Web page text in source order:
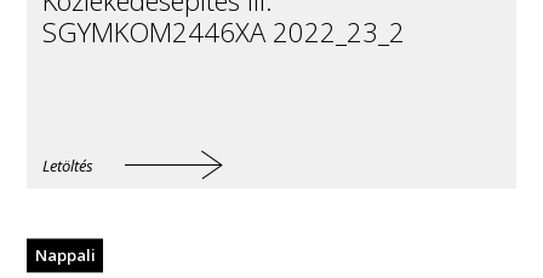
SGYMKOM2446XA 2022_23_2
Letöltés
Nappali